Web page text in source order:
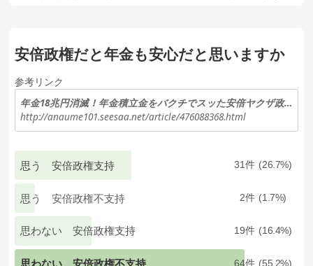
安倍政権だと年金も安心だと思いますか
参考リンク
年金18兆円消滅！年金積立金をバクチでスッた安倍ヤクザ政権の責任！！／文化新聞『土曜日』: 阿部晋造のBAKA殿様 トホホ劇場
http://anaume101.seesaa.net/article/476088368.html
思う 安倍政権支持 31 26.7
思う 安倍政権不支持 2 1.7
思わない 安倍政権支持 19 16.4
64 55.2